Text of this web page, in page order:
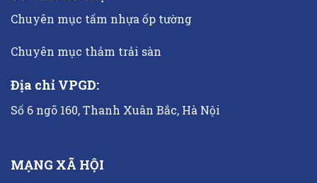
Chuyên mục tấm nhựa ốp tường
Chuyên mục thảm trải sàn
Địa chỉ VPGD:
Số 6 ngõ 160, Thanh Xuân Bắc, Hà Nội
MẠNG XÃ HỘI